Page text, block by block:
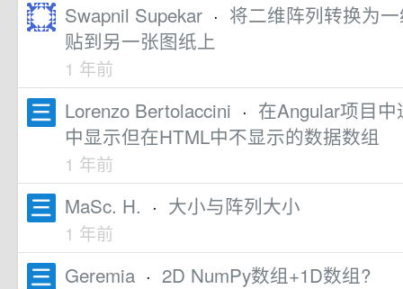
Swapnil Supekar · 将二维阵列转换为
贴到另一张图纸上
1 年前
Lorenzo Bertolaccini · 在Angular项目
中显示但在HTML中不显示的数据数组
1 年前
MaSc. H. · 大小与阵列大小
1 年前
Geremia · 2D NumPy数组+1D数组?